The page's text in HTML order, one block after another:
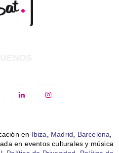
en Ibiza, Madrid, Barcelona,
en eventos culturales y música